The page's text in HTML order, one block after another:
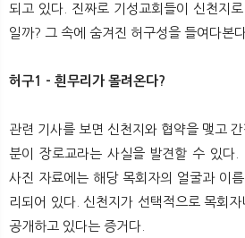
되고 있다. 진짜로 기성교회들이 신천지
일까? 그 속에 숨겨진 허구성을 들여다본
허구1 - 흰무리가 몰려온다?
관련 기사를 보면 신천지와 협약을 맺고
분이 장로교라는 사실을 발견할 수 있다.
사진 자료에는 해당 목회자의 얼굴과 이
리되어 있다. 신천지가 선택적으로 목회
공개하고 있다는 증거다.